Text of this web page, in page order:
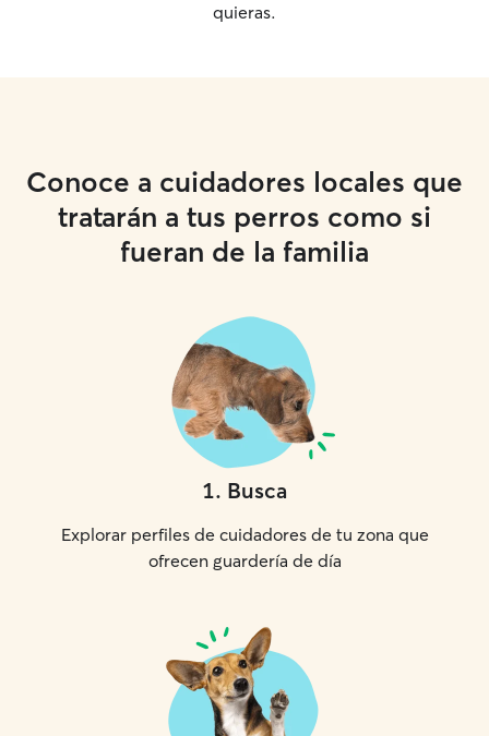
quieras.
Conoce a cuidadores locales que
tratarán a tus perros como si
fueran de la familia
1. Busca
Explorar perfiles de cuidadores de tu zona que
ofrecen guardería de día